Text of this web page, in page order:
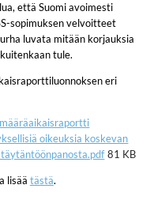
että Suomi avoimesti
sopimuksen velvoitteet
luvata mitään korjauksia
tule.
eri
oikeuksia koskevan
81 KB
lisää tästä.